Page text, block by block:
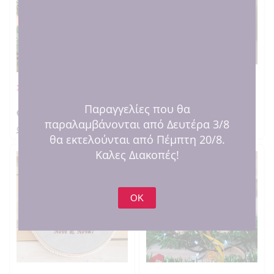
Στολίδι μπότα ασημί
€
στο καλαθι
€ 14.00
στο καλαθι
Παραγγελίες που θα
παραλαμβάνονται από Δευτέρα 3/8
θα εκτελούνται από Πέμπτη 20/8.
Καλες Διακοπές!
OK